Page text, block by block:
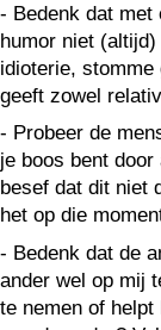
- Bedenk dat met
humor niet
idioterie, stomme
geeft zowel
- Probeer de
je boos bent
besef dat dit niet
het op die
- Bedenk dat de
ander wel op mij
te nemen of